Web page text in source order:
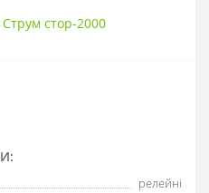
Струм стор-2000
релейні